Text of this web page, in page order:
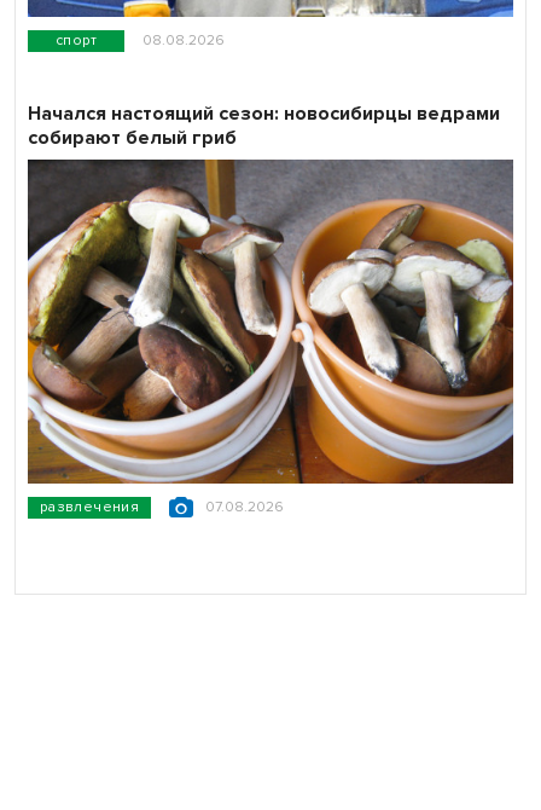
спорт 08.08.2026
развлечения 07.08.2026
Начался настоящий сезон: новосибирцы ведрами
собирают белый гриб